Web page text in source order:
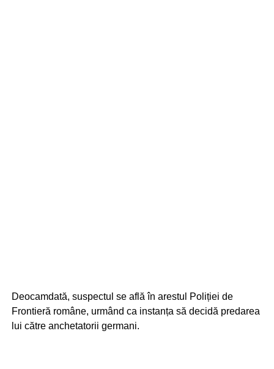
Deocamdată, suspectul se află în arestul Poliției de
Frontieră române, urmând ca instanța să decidă predarea
lui către anchetatorii germani.